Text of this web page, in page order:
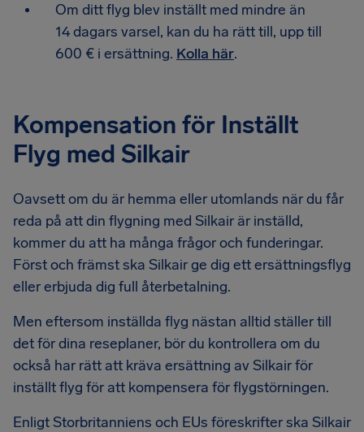
Om ditt flyg blev inställt med mindre än
14 dagars varsel, kan du ha rätt till, upp till
600 € i ersättning. Kolla här.
Kompensation för Inställt
Flyg med Silkair
Oavsett om du är hemma eller utomlands när du får
reda på att din flygning med Silkair är inställd,
kommer du att ha många frågor och funderingar.
Först och främst ska Silkair ge dig ett ersättningsflyg
eller erbjuda dig full återbetalning.
Men eftersom inställda flyg nästan alltid ställer till
det för dina reseplaner, bör du kontrollera om du
också har rätt att kräva ersättning av Silkair för
inställt flyg för att kompensera för flygstörningen.
Enligt Storbritanniens och EUs föreskrifter ska Silkair